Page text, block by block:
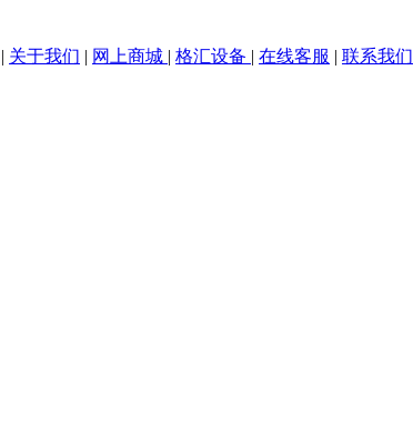
| 关于我们 | 网上商城 | 格汇设备 | 在线客服 | 联系我们